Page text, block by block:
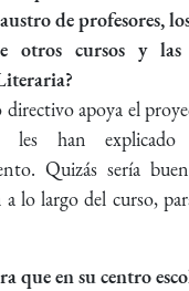
de profesores,
otros cursos y las
directivo apoya el
les han
Quizás sería
lo largo del curso,
que en su centro